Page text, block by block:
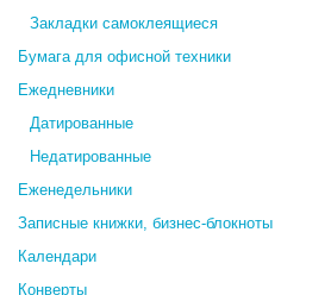
Закладки самоклеящиеся
Бумага для офисной техники
Ежедневники
Датированные
Недатированные
Еженедельники
Записные книжки, бизнес-блокноты
Календари
Конверты